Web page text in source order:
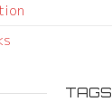
TAGS